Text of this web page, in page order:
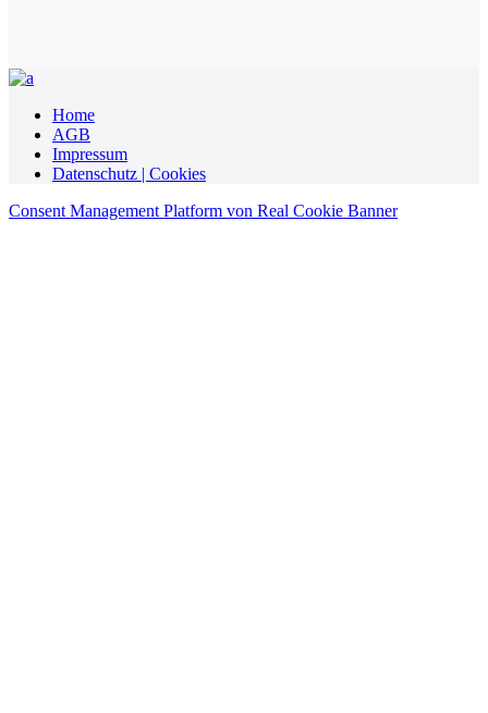
Home
AGB
Impressum
Datenschutz | Cookies
Consent Management Platform von Real Cookie Banner